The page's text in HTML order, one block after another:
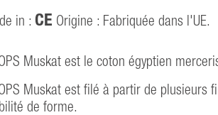
in : CE Origine : Fabriquée dans l'UE.
Muskat est le coton égyptien
Muskat est filé à partir de
de forme.